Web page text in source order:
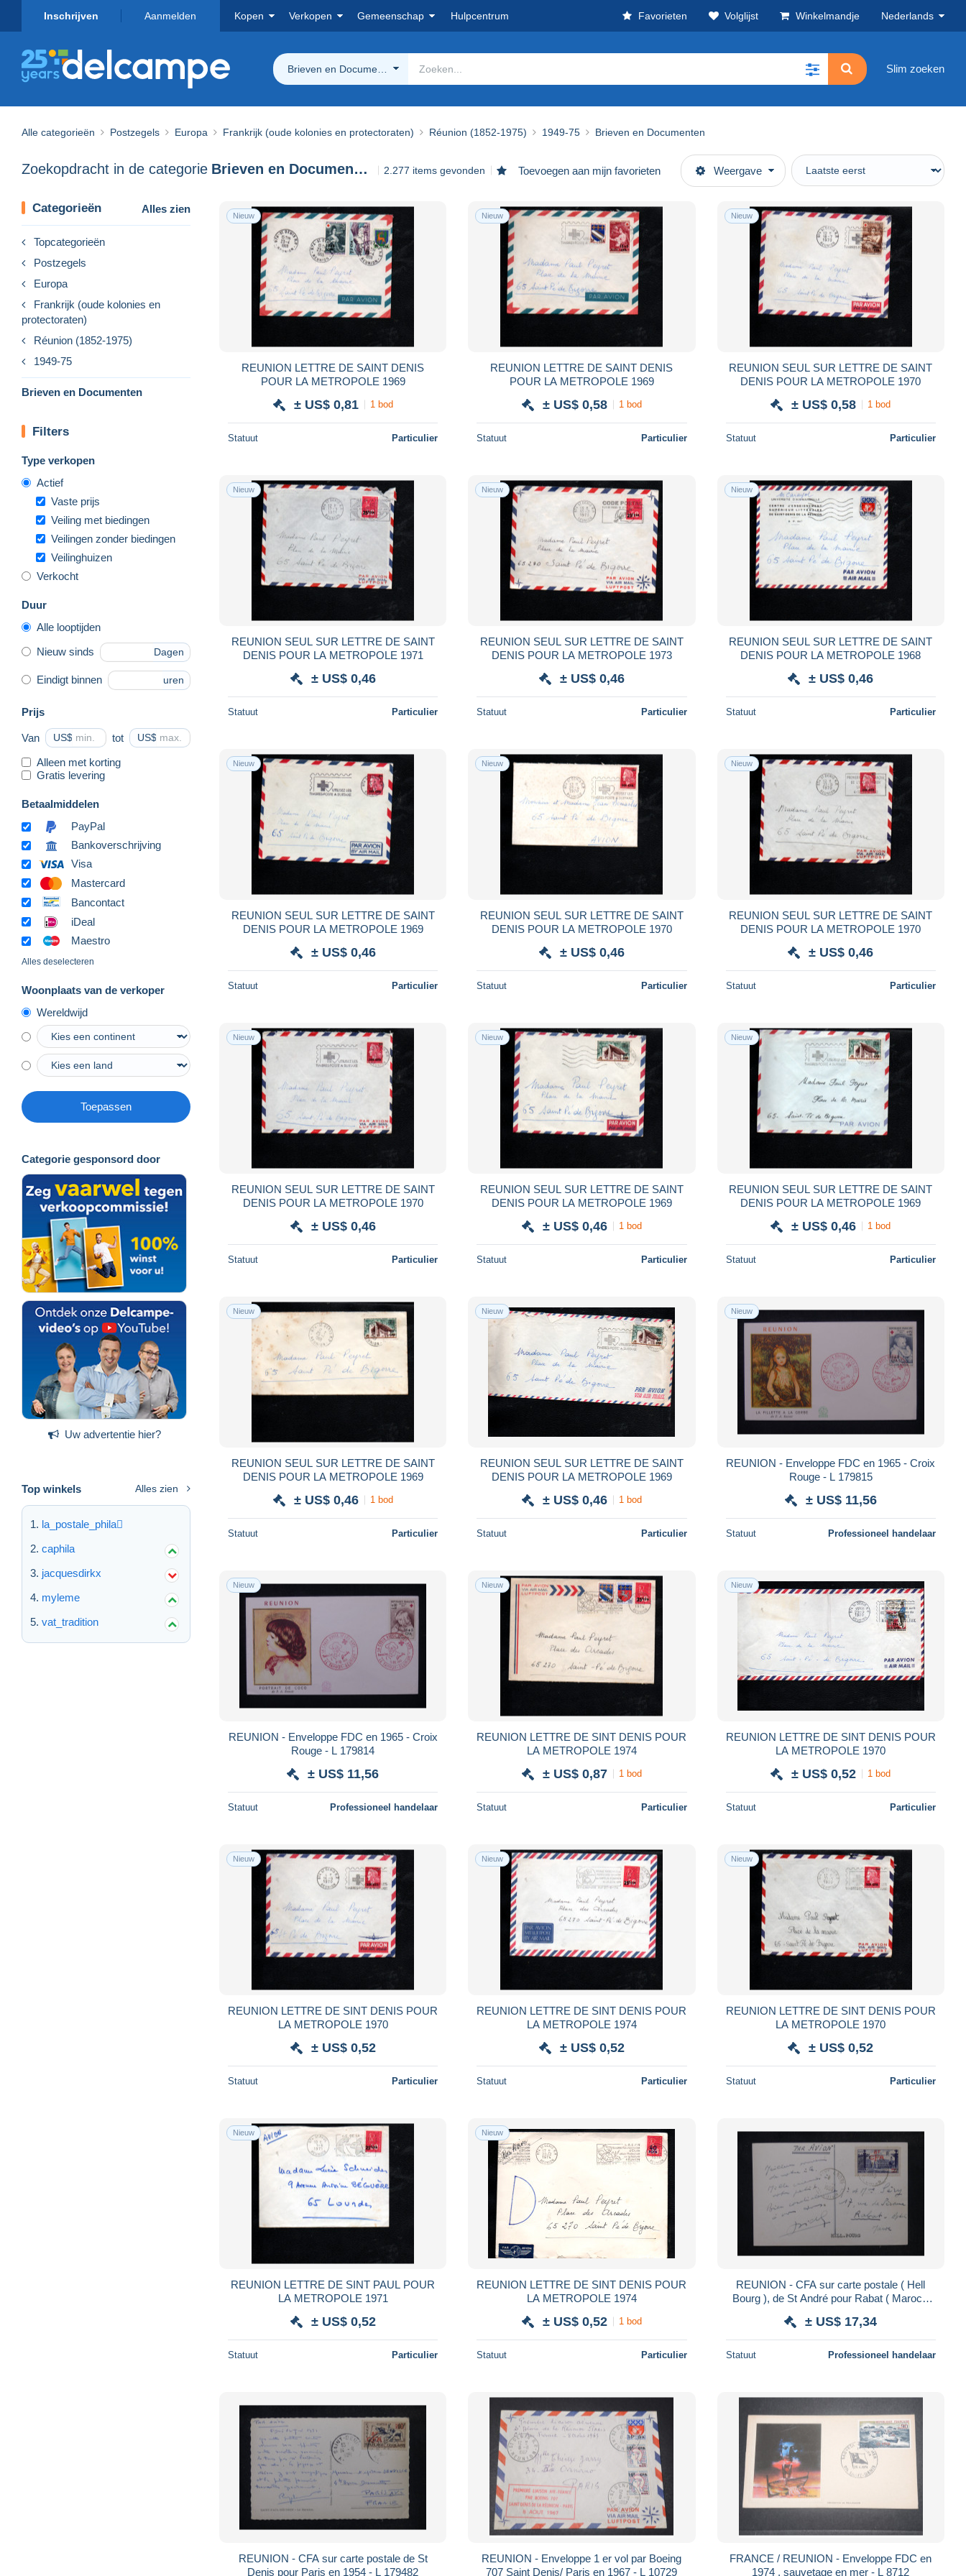
Inschrijven Aanmelden Kopen Verkopen Gemeenschap Hulpcentrum Favorieten Volglijst Winkelmandje Nederlands
Brieven en Documenten Slim zoeken
Alle categorieën Postzegels Europa Frankrijk (oude kolonies en protectoraten) Réunion (1852-1975) 1949-75 Brieven en Documenten
Zoekopdracht in de categorie Brieven en Documenten 2.277 items gevonden Toevoegen aan mijn favorieten Weergave
Categorieën Alles zien
Topcategorieën
Postzegels
Europa
Frankrijk (oude kolonies en
protectoraten)
Réunion (1852-1975)
1949-75
Brieven en Documenten
Filters
Type verkopen
Actief
Vaste prijs
Veiling met biedingen
Veilingen zonder biedingen
Veilinghuizen
Verkocht
Duur
Alle looptijden
Nieuw sinds Dagen
Eindigt binnen uren
Prijs
Van US$ tot US$
Alleen met korting
Gratis levering
Betaalmiddelen
PayPal
Bankoverschrijving
Visa
Mastercard
Bancontact
iDeal
Maestro
Alles deselecteren
Woonplaats van de verkoper
Wereldwijd
Toepassen
Categorie gesponsord door
Uw advertentie hier?
Top winkels Alles zien
la_postale_phila
caphila
jacquesdirkx
myleme
vat_tradition
Nieuw
REUNION LETTRE DE SAINT DENIS
POUR LA METROPOLE 1969
± US$ 0,81 1 bod
Statuut Particulier
Nieuw
REUNION LETTRE DE SAINT DENIS
POUR LA METROPOLE 1969
± US$ 0,58 1 bod
Statuut Particulier
Nieuw
REUNION SEUL SUR LETTRE DE SAINT
DENIS POUR LA METROPOLE 1970
± US$ 0,58 1 bod
Statuut Particulier
Nieuw
REUNION SEUL SUR LETTRE DE SAINT
DENIS POUR LA METROPOLE 1971
± US$ 0,46
Statuut Particulier
Nieuw
REUNION SEUL SUR LETTRE DE SAINT
DENIS POUR LA METROPOLE 1973
± US$ 0,46
Statuut Particulier
Nieuw
REUNION SEUL SUR LETTRE DE SAINT
DENIS POUR LA METROPOLE 1968
± US$ 0,46
Statuut Particulier
Nieuw
REUNION SEUL SUR LETTRE DE SAINT
DENIS POUR LA METROPOLE 1969
± US$ 0,46
Statuut Particulier
Nieuw
REUNION SEUL SUR LETTRE DE SAINT
DENIS POUR LA METROPOLE 1970
± US$ 0,46
Statuut Particulier
Nieuw
REUNION SEUL SUR LETTRE DE SAINT
DENIS POUR LA METROPOLE 1970
± US$ 0,46
Statuut Particulier
Nieuw
REUNION SEUL SUR LETTRE DE SAINT
DENIS POUR LA METROPOLE 1970
± US$ 0,46
Statuut Particulier
Nieuw
REUNION SEUL SUR LETTRE DE SAINT
DENIS POUR LA METROPOLE 1969
± US$ 0,46 1 bod
Statuut Particulier
Nieuw
REUNION SEUL SUR LETTRE DE SAINT
DENIS POUR LA METROPOLE 1969
± US$ 0,46 1 bod
Statuut Particulier
Nieuw
REUNION SEUL SUR LETTRE DE SAINT
DENIS POUR LA METROPOLE 1969
± US$ 0,46 1 bod
Statuut Particulier
Nieuw
REUNION SEUL SUR LETTRE DE SAINT
DENIS POUR LA METROPOLE 1969
± US$ 0,46 1 bod
Statuut Particulier
Nieuw
REUNION - Enveloppe FDC en 1965 - Croix
Rouge - L 179815
± US$ 11,56
Statuut Professioneel handelaar
Nieuw
REUNION - Enveloppe FDC en 1965 - Croix
Rouge - L 179814
± US$ 11,56
Statuut Professioneel handelaar
Nieuw
REUNION LETTRE DE SINT DENIS POUR
LA METROPOLE 1974
± US$ 0,87 1 bod
Statuut Particulier
Nieuw
REUNION LETTRE DE SINT DENIS POUR
LA METROPOLE 1970
± US$ 0,52 1 bod
Statuut Particulier
Nieuw
REUNION LETTRE DE SINT DENIS POUR
LA METROPOLE 1970
± US$ 0,52
Statuut Particulier
Nieuw
REUNION LETTRE DE SINT DENIS POUR
LA METROPOLE 1974
± US$ 0,52
Statuut Particulier
Nieuw
REUNION LETTRE DE SINT DENIS POUR
LA METROPOLE 1970
± US$ 0,52
Statuut Particulier
Nieuw
REUNION LETTRE DE SINT PAUL POUR
LA METROPOLE 1971
± US$ 0,52
Statuut Particulier
Nieuw
REUNION LETTRE DE SINT DENIS POUR
LA METROPOLE 1974
± US$ 0,52 1 bod
Statuut Particulier
REUNION - CFA sur carte postale ( Hell
Bourg ), de St André pour Rabat ( Maroc )
± US$ 17,34
Statuut Professioneel handelaar
REUNION - CFA sur carte postale de St
Denis pour Paris en 1954 - L 179482
REUNION - Enveloppe 1 er vol par Boeing
707 Saint Denis/ Paris en 1967 - L 10729
FRANCE / REUNION - Enveloppe FDC en
1974 , sauvetage en mer - L 8712